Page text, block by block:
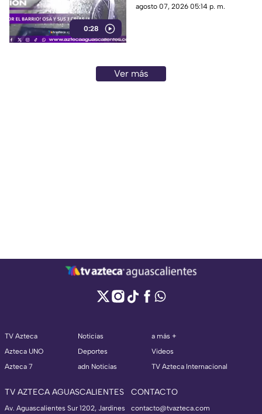
0:28
reportan un aumento en los
agosto 07, 2026 05:14 p. m.
Ver más
TV Azteca
Azteca UNO
Azteca 7
Noticias
Deportes
adn Noticias
a más +
Videos
TV Azteca Internacional
TV AZTECA AGUASCALIENTES
Av. Aguascalientes Sur 1202, Jardines
CONTACTO
contacto@tvazteca.com